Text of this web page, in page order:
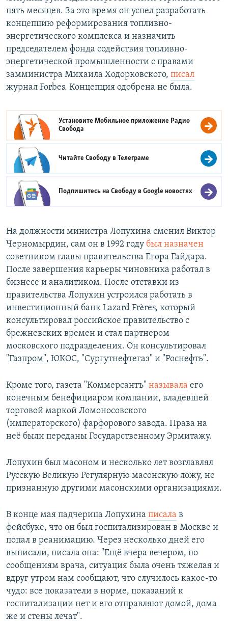
пять месяцев. За это время он успел разработать
концепцию реформирования топливно-
энергетического комплекса и назначить
председателем фонда содействия топливно-
энергетической промышленности с правами
замминистра Михаила Ходорковского, писал
журнал Forbes. Концепция одобрена не была.
Установите Мобильное приложение Радио
Свобода
Читайте Свободу вТелеграме
Подпишитесь на Свободу вGoogle новостях
На должности министра Лопухина сменил Виктор
Черномырдин, сам он в 1992 году был назначен
советником главы правительства Егора Гайдара.
После завершения карьеры чиновника работал в
бизнесе и аналитиком. После отставки из
правительства Лопухин устроился работать в
инвестиционный банк Lazard Frères, который
консультировал российское правительство с
брежневских времен и стал партнером
московского подразделения. Он консультировал
"Газпром", ЮКОС, "Сургутнефтегаз" и "Роснефть".
Кроме того, газета "Коммерсантъ" называла его
конечным бенефициаром компании, владевшей
торговой маркой Ломоносовского
(императорского) фарфорового завода. Права на
неё были переданы Государственному Эрмитажу.
Лопухин был масоном и несколько лет возглавлял
Русскую Великую Регулярную масонскую ложу, не
признанную другими масонскими организациями.
В конце мая падчерица Лопухина писала в
фейсбуке, что он был госпитализирован в Москве и
попал в реанимацию. Через несколько дней его
выписали, писала она: "Ещё вчера вечером, по
сообщениям врача, ситуация была очень тяжелая и
вдруг утром нам сообщают, что случилось какое-то
чудо: все показатели в норме, показаний к
госпитализации нет и его отправляют домой, дома
же и стены лечат".